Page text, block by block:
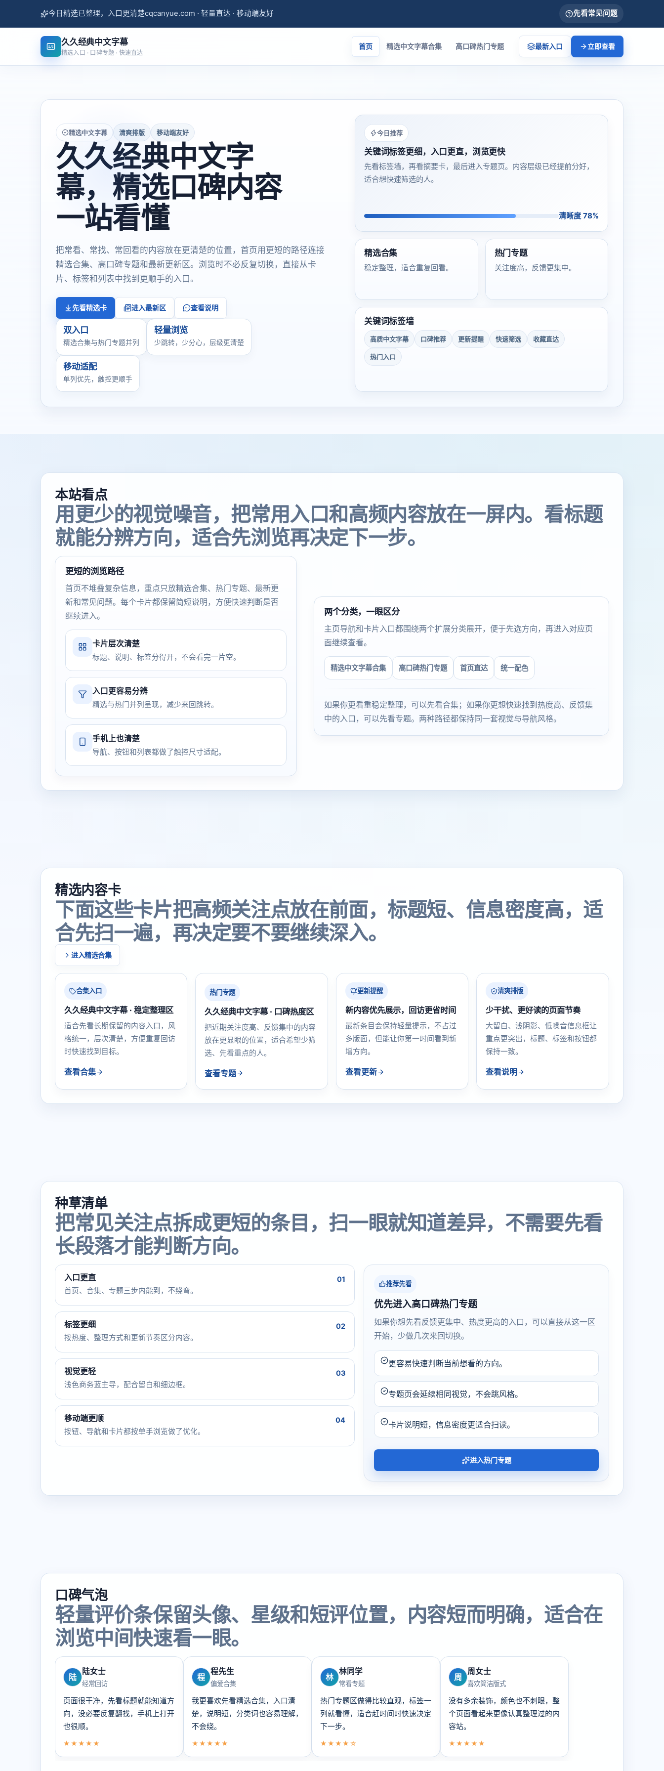
今日精选已整理，入口更清楚cqcanyue.com · 轻量直达 · 移动端友好 先看常见问题
久久经典中文字幕
精选入口 · 口碑专题 · 快速直达
首页 精选中文字幕合集 高口碑热门专题 最新入口 立即查看
精选中文字幕 清爽排版 移动端友好
久久经典中文字
幕，精选口碑内容
一站看懂
把常看、常找、常回看的内容放在更清楚的位置，首页用更短的路径连接
精选合集、高口碑专题和最新更新区。浏览时不必反复切换，直接从卡
片、标签和列表中找到更顺手的入口。
先看精选卡 进入最新区 查看说明
双入口
精选合集与热门专题并列
轻量浏览
少跳转，少分心，层级更清楚
移动适配
单列优先，触控更顺手
今日推荐
关键词标签更细，入口更直，浏览更快
先看标签墙，再看摘要卡，最后进入专题页。内容层级已经提前分好，
适合想快速筛选的人。
清晰度 78%
精选合集
稳定整理，适合重复回看。
热门专题
关注度高，反馈更集中。
关键词标签墙
高质中文字幕 口碑推荐 更新提醒 快速筛选 收藏直达
热门入口
本站看点
用更少的视觉噪音，把常用入口和高频内容放在一屏内。看标题
就能分辨方向，适合先浏览再决定下一步。
更短的浏览路径
首页不堆叠复杂信息，重点只放精选合集、热门专题、最新更
新和常见问题。每个卡片都保留简短说明，方便快速判断是否
继续进入。
卡片层次清楚
标题、说明、标签分得开，不会看完一片空。
入口更容易分辨
精选与热门并列呈现，减少来回跳转。
手机上也清楚
导航、按钮和列表都做了触控尺寸适配。
两个分类，一眼区分
主页导航和卡片入口都围绕两个扩展分类展开，便于先选方向，再进入对应页
面继续查看。
精选中文字幕合集 高口碑热门专题 首页直达 统一配色
如果你更看重稳定整理，可以先看合集；如果你更想快速找到热度高、反馈集
中的入口，可以先看专题。两种路径都保持同一套视觉与导航风格。
精选内容卡
下面这些卡片把高频关注点放在前面，标题短、信息密度高，适
合先扫一遍，再决定要不要继续深入。
进入精选合集
合集入口
久久经典中文字幕 · 稳定整理区
适合先看长期保留的内容入口，风
格统一，层次清楚，方便重复回访
时快速找到目标。
查看合集
热门专题
久久经典中文字幕 · 口碑热度区
把近期关注度高、反馈集中的内容
放在更显眼的位置，适合希望少筛
选、先看重点的人。
查看专题
更新提醒
新内容优先展示，回访更省时间
最新条目会保持轻量提示，不占过
多版面，但能让你第一时间看到新
增方向。
查看更新
清爽排版
少干扰、更好读的页面节奏
大留白、浅阴影、低噪音信息框让
重点更突出，标题、标签和按钮都
保持一致。
查看说明
种草清单
把常见关注点拆成更短的条目，扫一眼就知道差异，不需要先看
长段落才能判断方向。
入口更直
首页、合集、专题三步内能到，不绕弯。
01
标签更细
按热度、整理方式和更新节奏区分内容。
02
视觉更轻
浅色商务蓝主导，配合留白和细边框。
03
移动端更顺
按钮、导航和卡片都按单手浏览做了优化。
04
推荐先看
优先进入高口碑热门专题
如果你想先看反馈更集中、热度更高的入口，可以直接从这一区
开始，少做几次来回切换。
更容易快速判断当前想看的方向。
专题页会延续相同视觉，不会跳风格。
卡片说明短，信息密度更适合扫读。
进入热门专题
口碑气泡
轻量评价条保留头像、星级和短评位置，内容短而明确，适合在
浏览中间快速看一眼。
陆
陆女士
经常回访
页面很干净，先看标题就能知道方
向，没必要反复翻找，手机上打开
也很顺。
★★★★★
程
程先生
偏爱合集
我更喜欢先看精选合集，入口清
楚，说明短，分类词也容易理解，
不会绕。
★★★★★
林
林同学
常看专题
热门专题区做得比较直观，标签一
列就看懂，适合赶时间时快速决定
下一步。
★★★★☆
周
周女士
喜欢简洁版式
没有多余装饰，颜色也不刺眼，整
个页面看起来更像认真整理过的内
容站。
★★★★★